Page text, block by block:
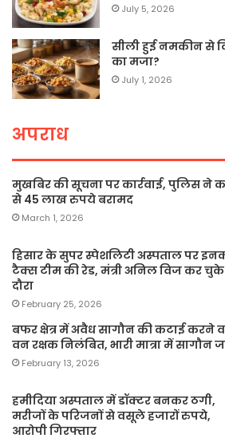
July 5, 2026
सीली हुई नमकीन से
का मजा?
July 1, 2026
अपराध
मुखबिर की सूचना पर कार्रवाई, पुलिस ने
से 45 लाख रुपये बरामद
March 1, 2026
हिसार के सुपर स्पेशलिटी अस्पताल पर
टैक्स टीम की रेड, मंत्री अनिल विज कर
दौरा
February 25, 2026
बफर क्षेत्र में अवैध सागौन की कटाई करने
वन रक्षक निलंबित, भारी मात्रा में सागौन
February 13, 2026
हमीदिया अस्पताल में डॉक्टर बनकर ठगी,
मरीजों के परिजनों से वसूले हजारों रुपये,
आरोपी गिरफ्तार